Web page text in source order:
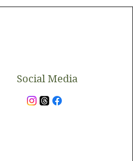
​Social Media